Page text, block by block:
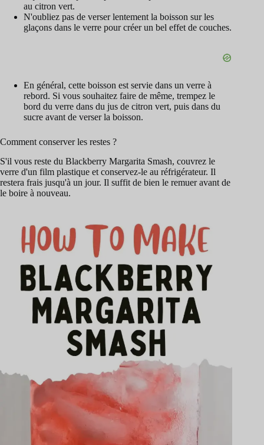
au citron vert.
N'oubliez pas de verser lentement la boisson sur les
glaçons dans le verre pour créer un bel effet de couches.
En général, cette boisson est servie dans un verre à
rebord. Si vous souhaitez faire de même, trempez le
bord du verre dans du jus de citron vert, puis dans du
sucre avant de verser la boisson.
Comment conserver les restes ?
S'il vous reste du Blackberry Margarita Smash, couvrez le
verre d'un film plastique et conservez-le au réfrigérateur. Il
restera frais jusqu'à un jour. Il suffit de bien le remuer avant de
le boire à nouveau.